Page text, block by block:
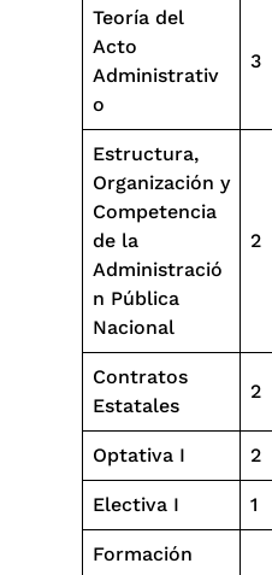
Teoría del
Acto
Administrativ
o
3
Estructura,
Organización y
Competencia
de la
Administració
n Pública
Nacional
2
Contratos
Estatales
2
Optativa I 2
Electiva I 1
Formación